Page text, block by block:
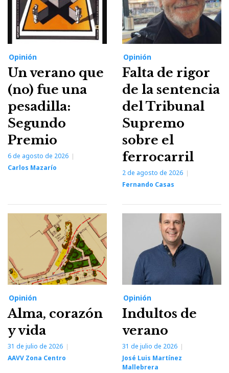
Opinión
Un verano que
(no) fue una
pesadilla:
Segundo
Premio
6 de agosto de 2026
Carlos Mazarío
Opinión
Falta de rigor
de la sentencia
del Tribunal
Supremo
sobre el
ferrocarril
2 de agosto de 2026
Fernando Casas
Opinión
Alma, corazón
y vida
31 de julio de 2026
AAVV Zona Centro
Opinión
Indultos de
verano
31 de julio de 2026
José Luis Martínez
Mallebrera